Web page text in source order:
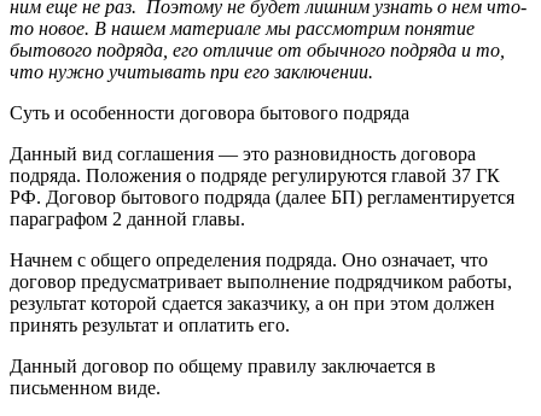
ним еще не раз. Поэтому не будет лишним узнать о нем что-
то новое. В нашем материале мы рассмотрим понятие
бытового подряда, его отличие от обычного подряда и то,
что нужно учитывать при его заключении.
Суть и особенности договора бытового подряда
Данный вид соглашения — это разновидность договора
подряда. Положения о подряде регулируются главой 37 ГК
РФ. Договор бытового подряда (далее БП) регламентируется
параграфом 2 данной главы.
Начнем с общего определения подряда. Оно означает, что
договор предусматривает выполнение подрядчиком работы,
результат которой сдается заказчику, а он при этом должен
принять результат и оплатить его.
Данный договор по общему правилу заключается в
письменном виде.